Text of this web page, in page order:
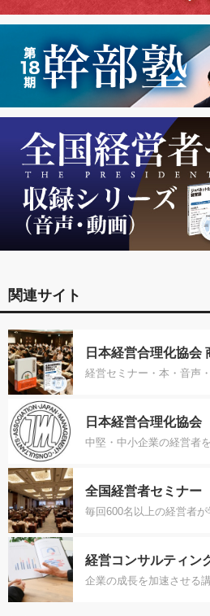
関連サイト
日本経営合理化協会
経営セミナー・本・音声
日本経営合理化協会
中堅・中小企業の経営者
全国経営者セミナー
毎回600名以上の経営者
経営コンサルティン
企業の成長を加速させる